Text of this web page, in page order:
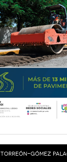
TORREÓN-GÓMEZ